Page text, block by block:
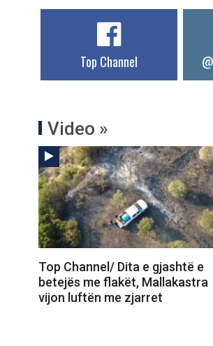
Top Channel
Video »
Top Channel/ Dita e gjashtë e
betejës me flakët, Mallakastra
vijon luftën me zjarret